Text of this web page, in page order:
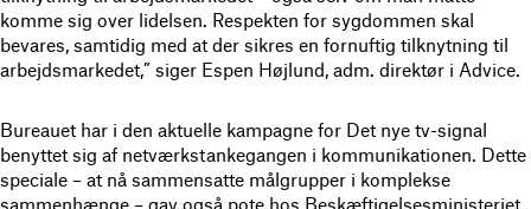
komme sig over lidelsen. Respekten for sygdommen skal
bevares, samtidig med at der sikres en fornuftig tilknytning til
arbejdsmarkedet,” siger Espen Højlund, adm. direktør i Advice.
Bureauet har i den aktuelle kampagne for Det nye tv-signal
benyttet sig af netværkstankegangen i kommunikationen. Dette
speciale – at nå sammensatte målgrupper i komplekse
sammenhænge – gav også pote hos Beskæftigelsesministeriet,